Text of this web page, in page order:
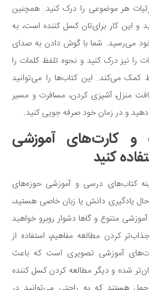
هر موضوعی را درک کنید. همچنین
و این کار برای‌تان کسل کننده است، به
می‌رسید. شما با گوش دادن به صدای
را نیز درک کنید و نحوه تلفظ کلمات را
کمک می‌کند. این کتاب‌ها را می‌توانید
منزل، آشپزی کردن، مسافرت و مسیر
و در زمان خود صرفه جویی کنید.
و کارت‌های آموزشی
کنید
کتاب‌های درسی و آموزشی حوزه‌های
حال یادگیری دانش یا زبان خاصی هستید،
متنوع و گاها دشوار روبرو خواهید
کردن مطالعه مفاهیم، استفاده از
آموزشی تصویری است که باعث
شده و دیگر مطالعه کردن کسل کننده